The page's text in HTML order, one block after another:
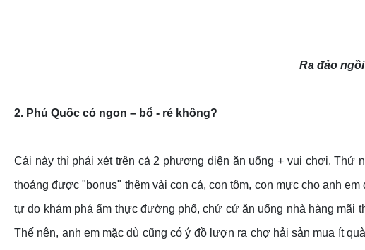
Ra đảo
2. Phú Quốc có ngon – bổ - rẻ không?
Cái này thì phải xét trên cả 2 phương diện ăn uống + vui chơi. Thứ
thoảng được "bonus" thêm vài con cá, con tôm, con mực cho anh
tự do khám phá ẩm thực đường phố, chứ cứ ăn uống nhà hàng mãi
Thế nên, anh em mặc dù cũng có ý đồ lượn ra chợ hải sản mua ít